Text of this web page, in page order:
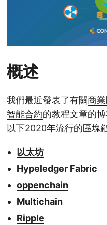
概述
我們最近發表了有關商
智能合約的教程文章的
以下2020年流行的區塊
以太坊
Hypeledger Fabric
oppenchain
Multichain
Ripple